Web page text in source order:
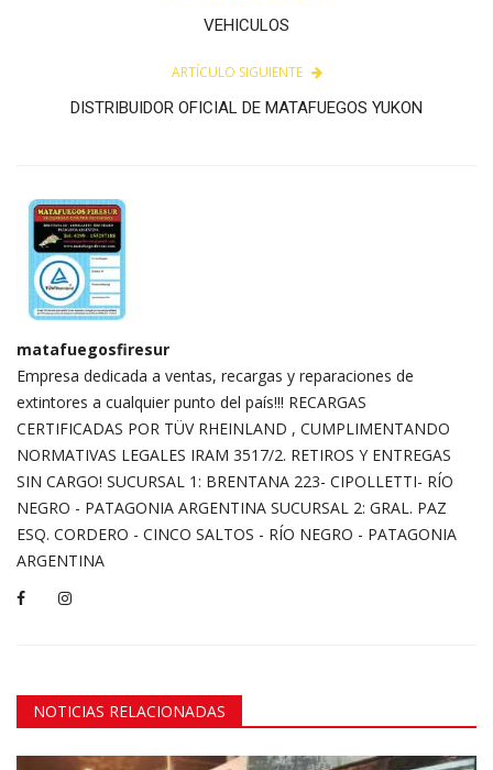
VEHICULOS
ARTÍCULO SIGUIENTE
DISTRIBUIDOR OFICIAL DE MATAFUEGOS YUKON
matafuegosfiresur
Empresa dedicada a ventas, recargas y reparaciones de
extintores a cualquier punto del país!!! RECARGAS
CERTIFICADAS POR TÜV RHEINLAND , CUMPLIMENTANDO
NORMATIVAS LEGALES IRAM 3517/2. RETIROS Y ENTREGAS
SIN CARGO! SUCURSAL 1: BRENTANA 223- CIPOLLETTI- RÍO
NEGRO - PATAGONIA ARGENTINA SUCURSAL 2: GRAL. PAZ
ESQ. CORDERO - CINCO SALTOS - RÍO NEGRO - PATAGONIA
ARGENTINA
NOTICIAS RELACIONADAS